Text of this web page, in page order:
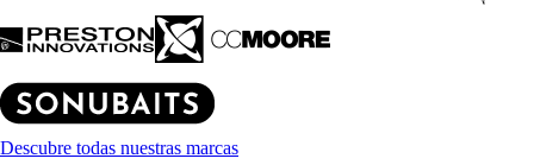
Descubre todas nuestras marcas